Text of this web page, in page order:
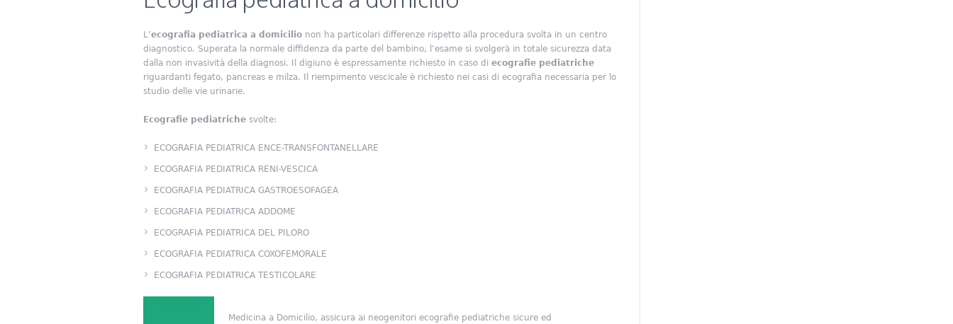
L’ecografia pediatrica a domicilio non ha particolari differenze rispetto alla procedura svolta in un centro
diagnostico. Superata la normale diffidenza da parte del bambino, l’esame si svolgerà in totale sicurezza data
dalla non invasività della diagnosi. Il digiuno è espressamente richiesto in caso di ecografie pediatriche
riguardanti fegato, pancreas e milza. Il riempimento vescicale è richiesto nei casi di ecografia necessaria per lo
studio delle vie urinarie.
Ecografie pediatriche svolte:
ECOGRAFIA PEDIATRICA ENCE-TRANSFONTANELLARE
ECOGRAFIA PEDIATRICA RENI-VESCICA
ECOGRAFIA PEDIATRICA GASTROESOFAGEA
ECOGRAFIA PEDIATRICA ADDOME
ECOGRAFIA PEDIATRICA DEL PILORO
ECOGRAFIA PEDIATRICA COXOFEMORALE
ECOGRAFIA PEDIATRICA TESTICOLARE
Medicina a Domicilio, assicura ai neogenitori ecografie pediatriche sicure ed